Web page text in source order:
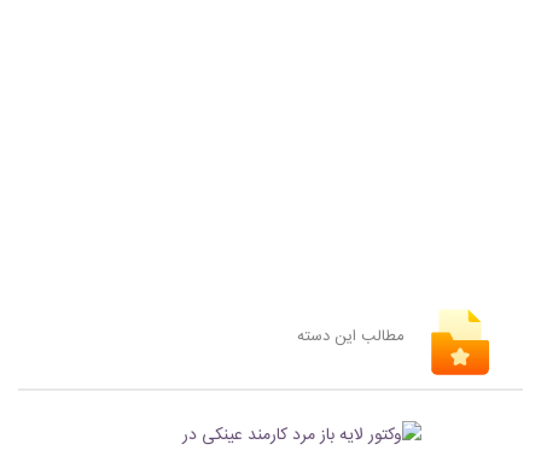
مطالب این دسته